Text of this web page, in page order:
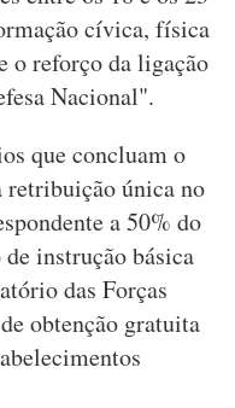
cívica, física
o reforço da ligação
Nacional".
que concluam o
única no
a 50% do
instrução básica
das Forças
obtenção gratuita